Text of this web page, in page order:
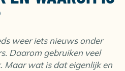
weer iets nieuws onder
Daarom gebruiken veel
Maar wat is dat eigenlijk en